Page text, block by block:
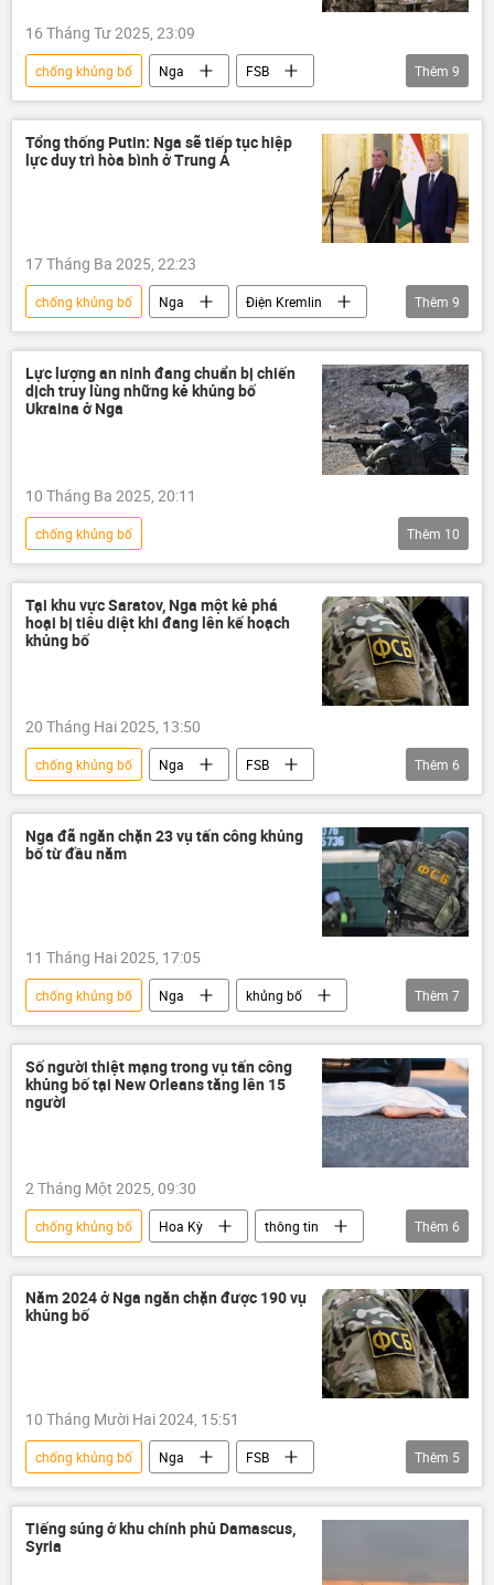
16 Tháng Tư 2025, 23:09
chống khủng bố Nga
FSB
Stavropol
Thế giới
thông tin
khủng bố
vụ khủng bố
Ukraina
Bộ Nội vụ Nga
bắt giữ
Thêm 9
Tổng thống Putin: Nga sẽ tiếp tục hiệp
lực duy trì hòa bình ở Trung Á
17 Tháng Ba 2025, 22:23
chống khủng bố Nga
Điện Kremlin
Vladimir Putin
Tajikistan
Emomali Rahmon
Thế giới
thông tin
quan hệ
Thêm 9
Lực lượng an ninh đang chuẩn bị chiến
dịch truy lùng những kẻ khủng bố
Ukraina ở Nga
10 Tháng Ba 2025, 20:11
chống khủng bố
Chiến dịch quân sự đặc biệt tại Ukraina
Nga
Quân đội Nga
Ukraina
Cuộc khủng hoảng ở Ukraina
Thế giới
Thêm 10
Tại khu vực Saratov, Nga một kẻ phá
hoại bị tiêu diệt khi đang lên kế hoạch
khủng bố
20 Tháng Hai 2025, 13:50
chống khủng bố Nga
FSB
Thế giới
thông tin
Ukraina
Cuộc khủng hoảng ở Ukraina
khủng bố
vụ khủng bố
Thêm 6
Nga đã ngăn chặn 23 vụ tấn công khủng
bố từ đầu năm
11 Tháng Hai 2025, 17:05
chống khủng bố Nga
khủng bố
vụ khủng bố
Thế giới
thông tin
Quân sự
FSB
Aleksandr Bortnikov
Ukraina
Thêm 7
Số người thiệt mạng trong vụ tấn công
khủng bố tại New Orleans tăng lên 15
người
2 Tháng Một 2025, 09:30
chống khủng bố Hoa Kỳ
thông tin
khủng bố
vụ khủng bố
bọn khủng bố
Xã hội
IS
Thế giới
Thêm 6
Năm 2024 ở Nga ngăn chặn được 190 vụ
khủng bố
10 Tháng Mười Hai 2024, 15:51
chống khủng bố Nga
FSB
khủng bố
Thế giới
thông tin
vụ khủng bố
Alexandr Bortnikov
Thêm 5
Tiếng súng ở khu chính phủ Damascus,
Syria